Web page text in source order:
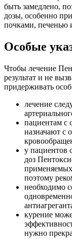
быть замедлено,
дозы, особенно
почками, печенью
Особые
Чтобы лечение
результат и не
придерживать
лечение
пациентам с
назначают с
у пациентов
доз
применяемых
поэтому
необходимо
курение
нужно